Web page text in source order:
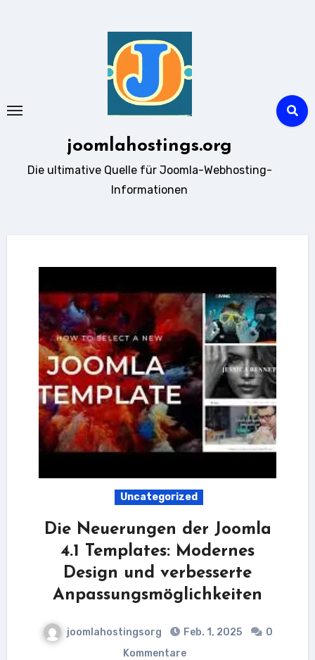
joomlahostings.org
Die ultimative Quelle für Joomla-Webhosting-
Informationen
Uncategorized
Die Neuerungen der Joomla
4.1 Templates: Modernes
Design und verbesserte
Anpassungsmöglichkeiten
joomlahostingsorg Feb. 1, 2025
0
Kommentare